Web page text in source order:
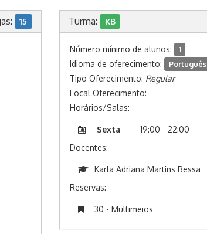
15 Turma: KB
Número mínimo de alunos: 1
Idioma de oferecimento: Português
Tipo Oferecimento: Regular
Local Oferecimento:
Horários/Salas:
Sexta
19:00 - 22:00
Docentes:
Karla Adriana Martins Bessa
Reservas:
30 - Multimeios